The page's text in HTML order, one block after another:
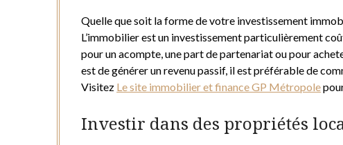
Quelle que soit la forme de votre investissement
L’immobilier est un investissement particulièrement
pour un acompte, une part de partenariat ou pour
est de générer un revenu passif, il est préférable de
Visitez Le site immobilier et finance GP Métropole
Investir dans des propriétés